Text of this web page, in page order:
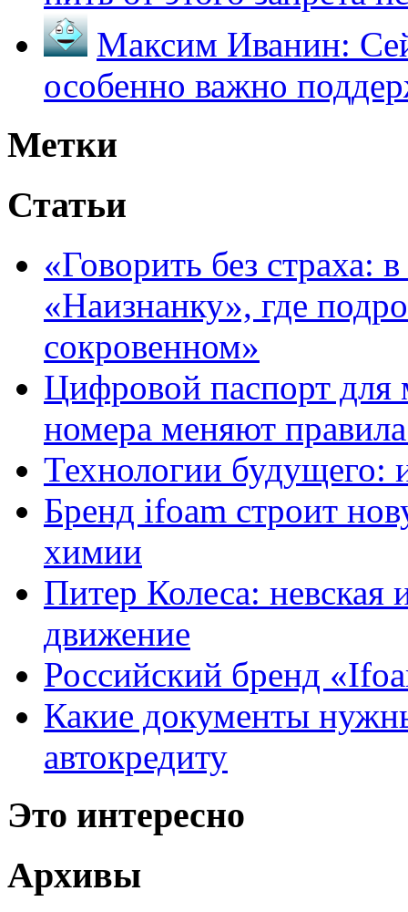
Максим Иванин:
особенно важно
Метки
Статьи
«Говорить без страха:
«Наизнанку», где
сокровенном»
Цифровой паспорт для
номера меняют
Технологии будущего:
Бренд ifoam строит
химии
Питер Колеса: невская
движение
Российский бренд
Какие документы
автокредиту
Это интересно
Архивы